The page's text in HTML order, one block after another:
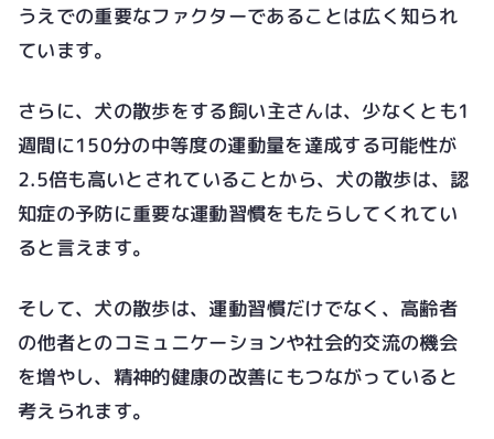
うえでの重要なファクターであることは広く知られ
ています。
さらに、犬の散歩をする飼い主さんは、少なくとも1
週間に150分の中等度の運動量を達成する可能性が
2.5倍も高いとされていることから、犬の散歩は、認
知症の予防に重要な運動習慣をもたらしてくれてい
ると言えます。
そして、犬の散歩は、運動習慣だけでなく、高齢者
の他者とのコミュニケーションや社会的交流の機会
を増やし、精神的健康の改善にもつながっていると
考えられます。